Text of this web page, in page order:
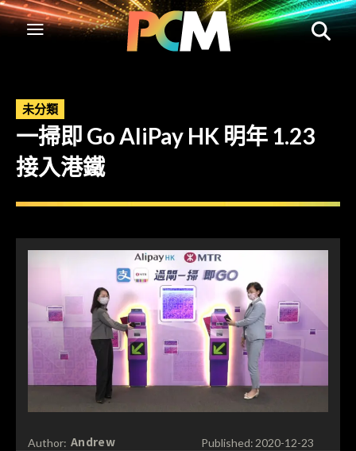
未分類
一掃即 Go AliPay HK 明年 1.23
接入港鐵
Author: Andrew Published: 2020-12-23